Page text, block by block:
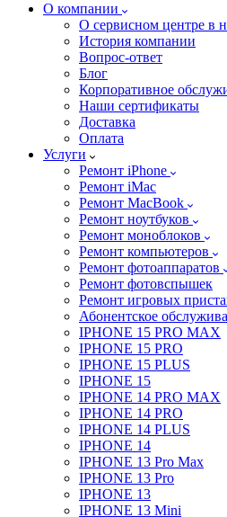
О компании
О сервисном центре в
История компании
Вопрос-ответ
Блог
Корпоративное
Наши сертификаты
Доставка
Оплата
Услуги
Ремонт iPhone
Ремонт iMac
Ремонт MacBook
Ремонт ноутбуков
Ремонт моноблоков
Ремонт компьютеров
Ремонт фотоаппаратов
Ремонт фотовспышек
Ремонт игровых
Абонентское
IPHONE 15 PRO MAX
IPHONE 15 PRO
IPHONE 15 PLUS
IPHONE 15
IPHONE 14 PRO MAX
IPHONE 14 PRO
IPHONE 14 PLUS
IPHONE 14
IPHONE 13 Pro Max
IPHONE 13 Pro
IPHONE 13
IPHONE 13 Mini